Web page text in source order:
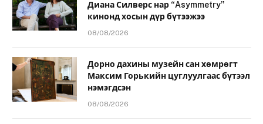
Диана Силверс нар “Asymmetry”
кинонд хосын дүр бүтээжээ
08/08/2026
Дорно дахины музейн сан хөмрөгт
Максим Горькийн цуглуулгаас бүтээл
нэмэгдсэн
08/08/2026